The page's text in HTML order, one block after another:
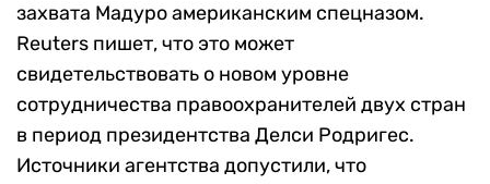
захвата Мадуро американским спецназом.
Reuters пишет, что это может
свидетельствовать о новом уровне
сотрудничества правоохранителей двух стран
в период президентства Делси Родригес.
Источники агентства допустили, что